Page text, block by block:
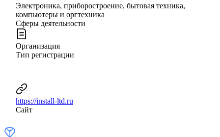
Электроника, приборостроение, бытовая техника,
компьютеры и оргтехника
Сферы деятельности
Организация
Тип регистрации
https://install-ltd.ru
Сайт